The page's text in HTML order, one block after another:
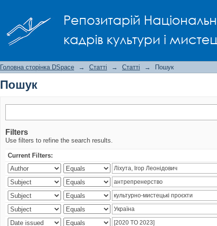
Репозитарій
кадрів культури і
Головна сторінка DSpace → Статті → Статті → Пошук
Пошук
Filters
Use filters to refine the search results.
Current Filters: